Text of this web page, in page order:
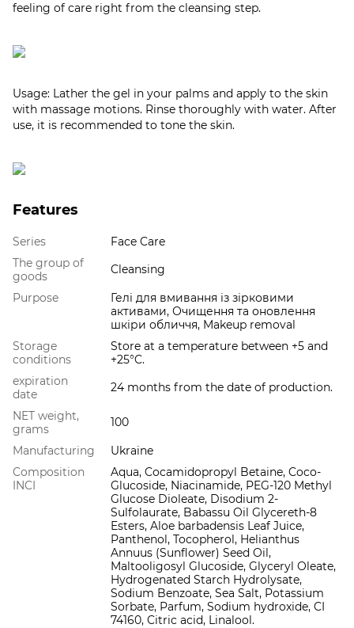
feeling of care right from the cleansing step.
Usage: Lather the gel in your palms and apply to the skin
with massage motions. Rinse thoroughly with water. After
use, it is recommended to tone the skin.
Features
Series
Face Care
The group of
goods
Cleansing
Purpose
Гелі для вмивання із зірковими
активами, Очищення та оновлення
шкіри обличчя, Makeup removal
Storage
conditions
Store at a temperature between +5 and
+25°C.
expiration
date
24 months from the date of production.
NET weight,
grams
100
Manufacturing
Ukraine
Composition
INCI
Aqua, Cocamidopropyl Betaine, Coco-
Glucoside, Niacinamide, PEG-120 Methyl
Glucose Dioleate, Disodium 2-
Sulfolaurate, Babassu Oil Glycereth-8
Esters, Aloe barbadensis Leaf Juice,
Panthenol, Tocopherol, Helianthus
Annuus (Sunflower) Seed Oil,
Maltooligosyl Glucoside, Glyceryl Oleate,
Hydrogenated Starch Hydrolysate,
Sodium Benzoate, Sea Salt, Potassium
Sorbate, Parfum, Sodium hydroxide, CI
74160, Citric acid, Linalool.